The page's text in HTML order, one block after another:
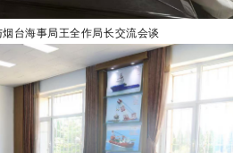
台海事局王全作局长交流会谈